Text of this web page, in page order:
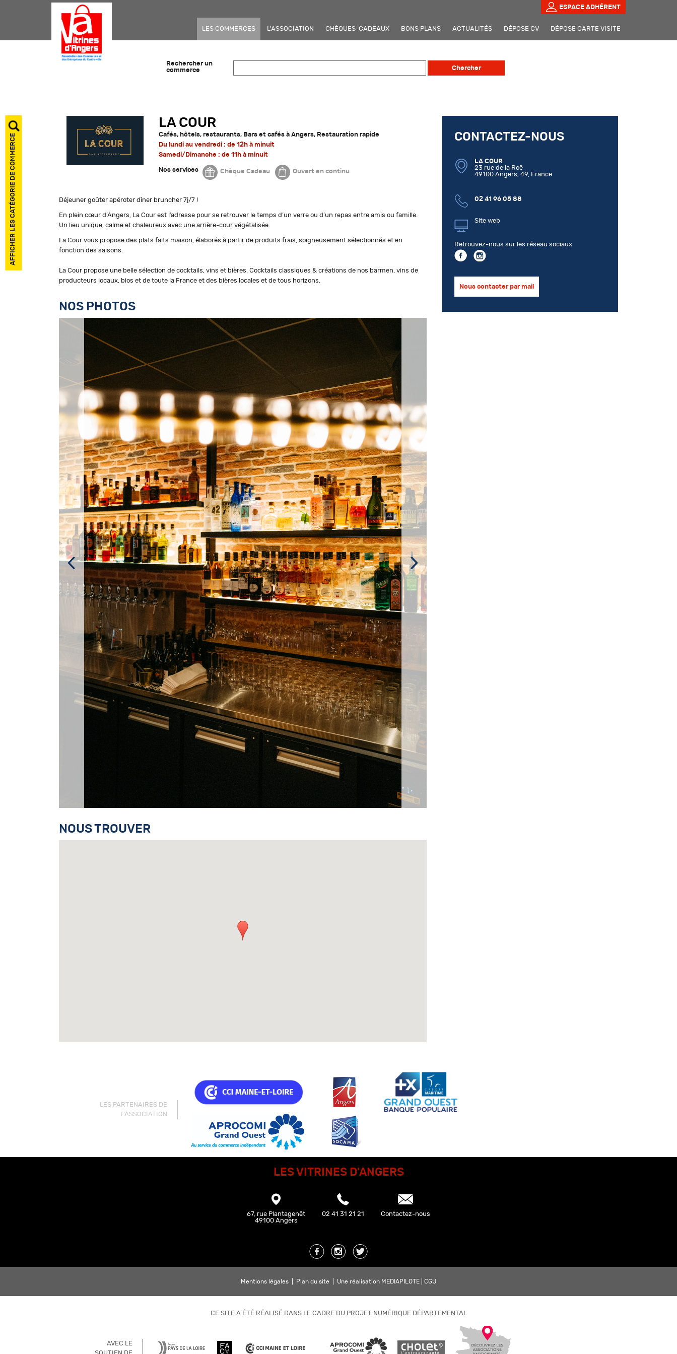
ESPACE ADHÉRENT
LES COMMERCES L'ASSOCIATION CHÈQUES-CADEAUX BONS PLANS ACTUALITÉS DÉPOSE CV DÉPOSE CARTE VISITE
Rechercher un
commerce
LA COUR
Cafés, hôtels, restaurants, Bars et cafés à Angers, Restauration rapide
Du lundi au vendredi : de 12h à minuit
Samedi/Dimanche : de 11h à minuit
Nos services Chèque Cadeau Ouvert en continu
Déjeuner goûter apéroter dîner bruncher 7j/7 !
En plein cœur d’Angers, La Cour est l’adresse pour se retrouver le temps d’un verre ou d’un repas entre amis ou famille.
Un lieu unique, calme et chaleureux avec une arrière-cour végétalisée.
La Cour vous propose des plats faits maison, élaborés à partir de produits frais, soigneusement sélectionnés et en
fonction des saisons.
La Cour propose une belle sélection de cocktails, vins et bières. Cocktails classiques & créations de nos barmen, vins de
producteurs locaux, bios et de toute la France et des bières locales et de tous horizons.
NOS PHOTOS
NOUS TROUVER
CONTACTEZ-NOUS
LA COUR
23 rue de la Roë
49100 Angers, 49, France
02 41 96 05 88
Site web
Retrouvez-nous sur les réseau sociaux
Nous contacter par mail
AFFICHER LES CATÉGORIE DE COMMERCE
LES PARTENAIRES DE
L'ASSOCIATION
LES VITRINES D'ANGERS
67, rue Plantagenêt
49100 Angers
02 41 31 21 21 Contactez-nous
Mentions légales Plan du site Une réalisation MEDIAPILOTE CGU
CE SITE A ÉTÉ RÉALISÉ DANS LE CADRE DU PROJET NUMÉRIQUE DÉPARTEMENTAL
AVEC LE